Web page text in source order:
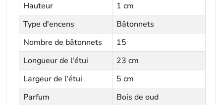
Hauteur
1 cm
Type d'encens
Bâtonnets
Nombre de bâtonnets
15
Longueur de l'étui
23 cm
Largeur de l'étui
5 cm
Parfum
Bois de oud